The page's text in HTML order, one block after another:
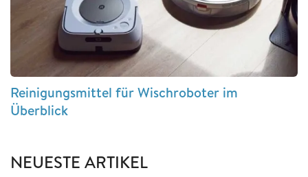
Reinigungsmittel für Wischroboter im
Überblick
NEUESTE ARTIKEL